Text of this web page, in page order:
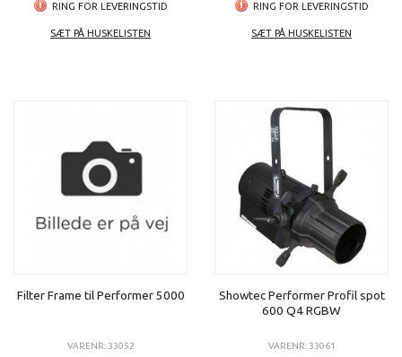
RING FOR LEVERINGSTID
SÆT PÅ HUSKELISTEN
RING FOR LEVERINGSTID
SÆT PÅ HUSKELISTEN
Filter Frame til Performer 5000
VARENR: 33052
Showtec Performer Profil spot
600 Q4 RGBW
VARENR: 33061